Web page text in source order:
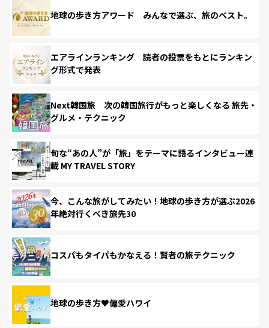
地球の歩き方アワード みんなで選ぶ、旅のベスト。
エアラインランキング 読者の投票をもとにランキン
グ形式で発表
Next韓国旅 次の韓国旅行がもっと楽しくなる 旅先・
グルメ・テクニック
旬な“あの人”が「旅」をテーマに語るインタビュー連
載 MY TRAVEL STORY
今、こんな旅がしてみたい！地球の歩き方が選ぶ2026
年絶対行くべき旅先30
コスパもタイパもかなえる！賢者の旅テクニック
地球の歩き方♥偏愛ハワイ